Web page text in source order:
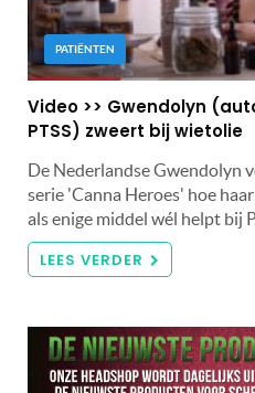
PATIËNTEN
Video >> Gwendolyn
PTSS) zweert bij wietolie
De Nederlandse Gwendolyn
serie 'Canna Heroes' hoe
als enige middel wél helpt bij
LEES VERDER